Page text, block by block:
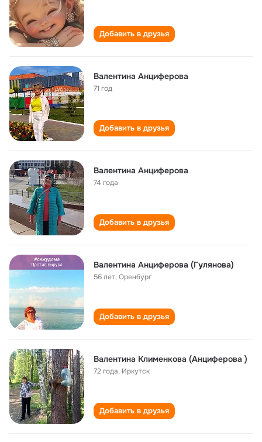
Добавить в друзья
Валентина Анциферова
71 год
Добавить в друзья
Валентина Анциферова
74 года
Добавить в друзья
Валентина Анциферова (Гулянова)
56 лет,Оренбург
Добавить в друзья
Валентина Клименкова (Анциферова )
72 года, Иркутск
Добавить в друзья